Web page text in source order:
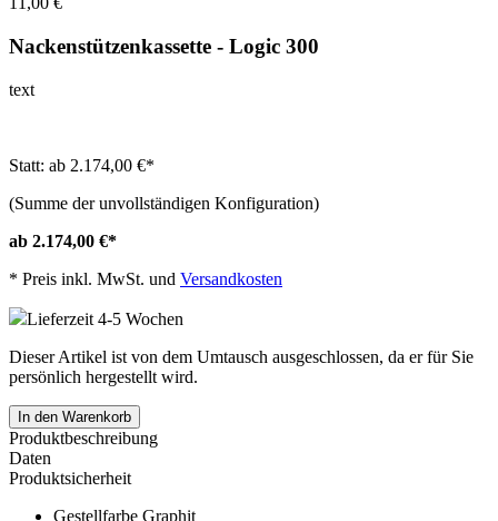
Nackenstützenkassette - Logic 300
text
Statt: ab 2.174,00 €*
(Summe der unvollständigen Konfiguration)
ab 2.174,00 €*
* Preis inkl. MwSt. und Versandkosten
Lieferzeit 4-5 Wochen
Dieser Artikel ist von dem Umtausch ausgeschlossen, da er für Sie
persönlich hergestellt wird.
In den Warenkorb
Produktbeschreibung
Daten
Produktsicherheit
Gestellfarbe Graphit